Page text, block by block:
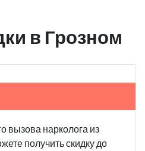
в Грозном
вызова нарколога из
получить скидку до